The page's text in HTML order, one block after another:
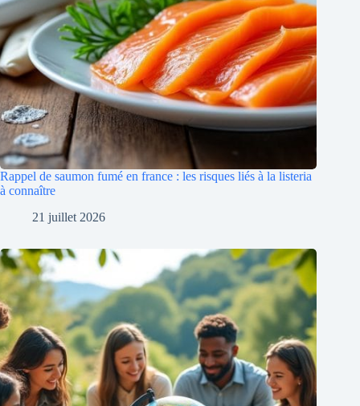
Rappel de saumon fumé en france : les risques liés à la listeria
à connaître
21 juillet 2026